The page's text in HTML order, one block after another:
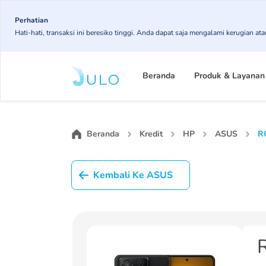
main
Perhatian
Hati-hati, transaksi ini beresiko tinggi. Anda dapat saja mengalami kerugian
navigation
Beranda Produk & Layanan
Beranda Kredit HP ASUS
Kembali Ke ASUS